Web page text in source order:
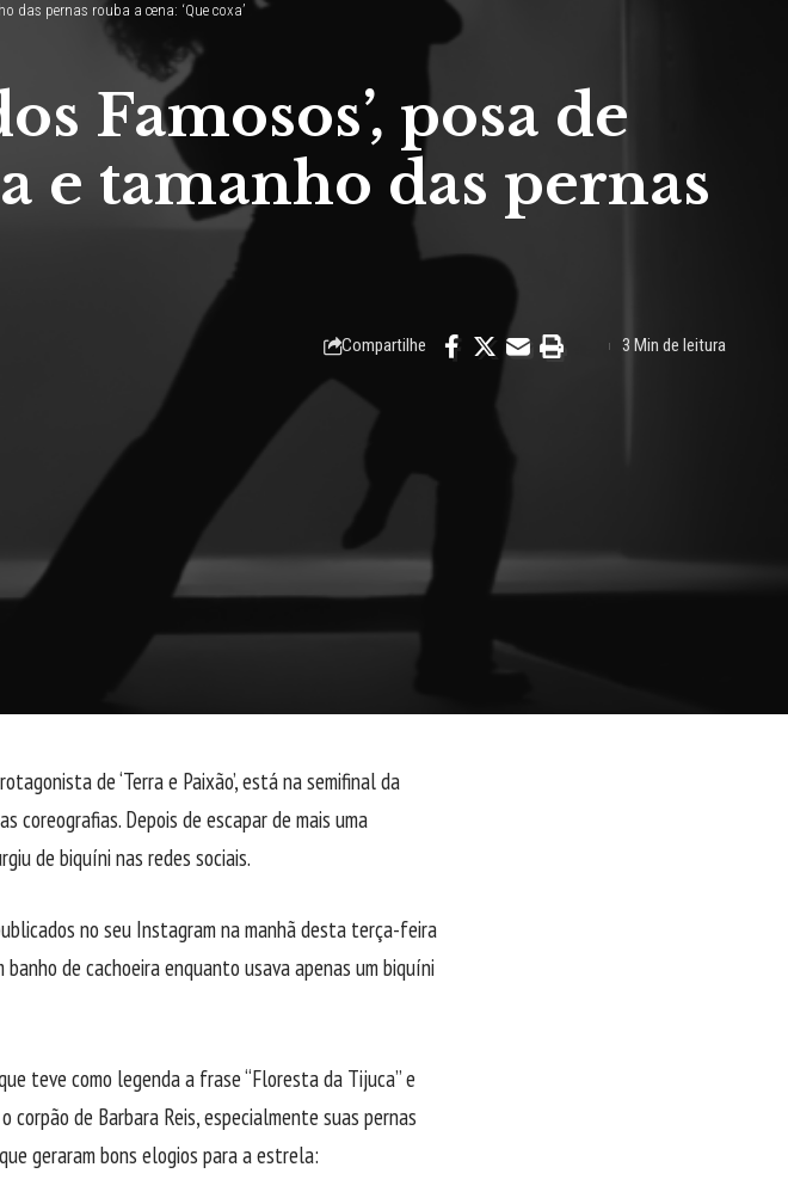
das pernas rouba a cena: ‘Que coxa’
Famosos’, posa de
e tamanho das pernas
Compartilhe 3 Min de leitura
de ‘Terra e Paixão’, está na semifinal da
coreografias. Depois de escapar de mais uma
de biquíni nas redes sociais.
no seu Instagram na manhã desta terça-feira
de cachoeira enquanto usava apenas um biquíni
teve como legenda a frase “Floresta da Tijuca” e
de Barbara Reis, especialmente suas pernas
geraram bons elogios para a estrela: